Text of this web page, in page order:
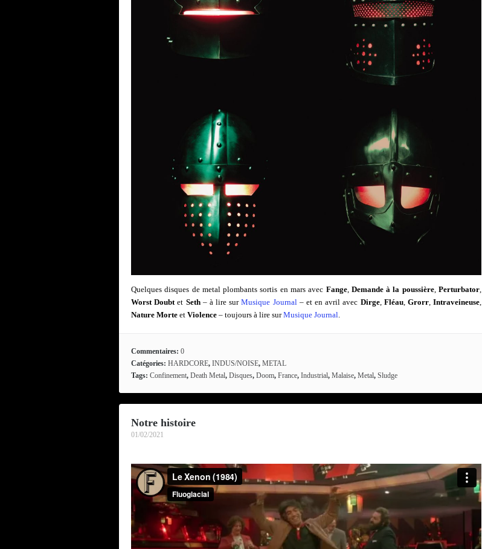
Quelques disques de metal plombants sortis en mars avec Fange, Demande à la poussière,Perturbator,
Worst Doubtet Seth– à lire surMusique Journal– et en avril avec Dirge, Fléau, Grorr,Intraveineuse,
Nature Morte et Violence – toujours à lire surMusique Journal.
Commentaires: 0
Catégories: HARDCORE, INDUS/NOISE, METAL
Tags: Confinement, Death Metal, Disques, Doom, France, Industrial, Malaise, Metal, Sludge
Notre histoire
01/02/2021